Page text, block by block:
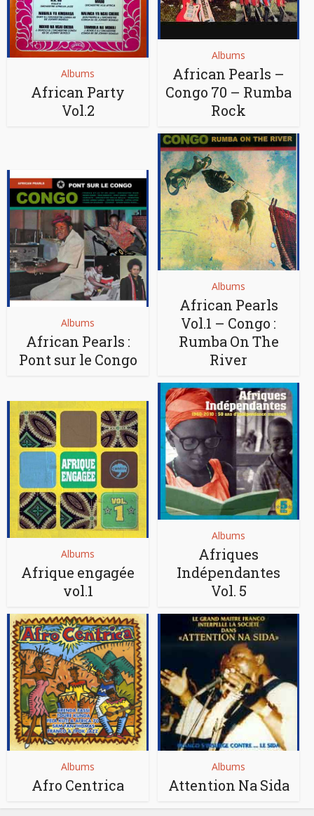
Albums
African Party
Vol.2
Albums
African Pearls –
Congo 70 – Rumba
Rock
Albums
African Pearls :
Pont sur le Congo
Albums
African Pearls
Vol.1 – Congo :
Rumba On The
River
Albums
Afrique engagée
vol.1
Albums
Afriques
Indépendantes
Vol. 5
Albums
Afro Centrica
Albums
Attention Na Sida